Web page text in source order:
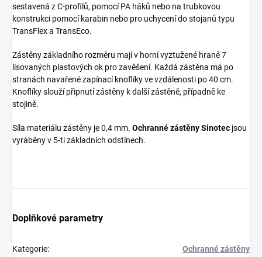
sestavená z C-profilů, pomocí PA háků nebo na trubkovou
konstrukci pomocí karabin nebo pro uchycení do stojanů typu
TransFlex a TransEco.
Zástěny základního rozměru mají v horní vyztužené hraně 7
lisovaných plastových ok pro zavěšení. Každá zástěna má po
stranách navařené zapínací knoflíky ve vzdálenosti po 40 cm.
Knoflíky slouží připnutí zástěny k další zástěně, případně ke
stojině.
Síla materiálu zástěny je 0,4 mm. Ochranné zástěny Sinotec jsou
vyráběny v 5-ti základních odstínech.
Doplňkové parametry
Kategorie: Ochranné zástěny